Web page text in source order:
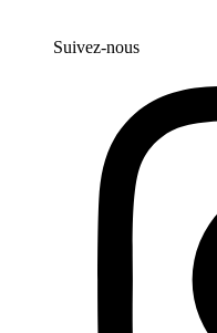
Suivez-nous